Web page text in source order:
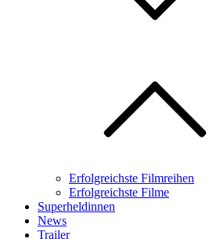
Erfolgreichste Filmreihen
Erfolgreichste Filme
Superheldinnen
News
Trailer